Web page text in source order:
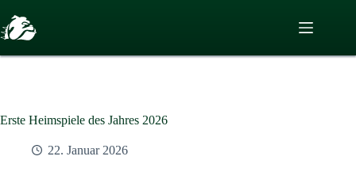
Inhalt
springen
Erste Heimspiele des Jahres 2026
22. Januar 2026